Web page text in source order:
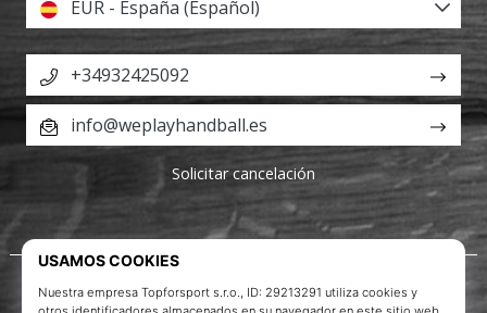
Acerca de nosotros
EUR - España (Español)
+34932425092
info@weplayhandball.es
Solicitar cancelación